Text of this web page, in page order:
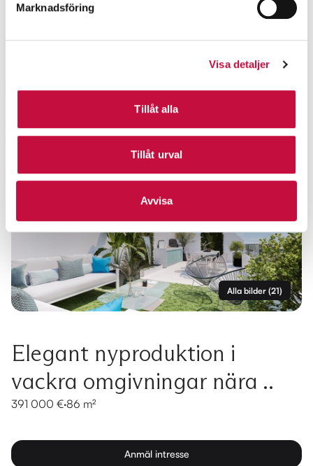
Marknadsföring
Visa detaljer
Tillåt alla
Tillåt urval
Avvisa
Alla bilder (21)
Elegant nyproduktion i
vackra omgivningar nära ..
391 000 €·86 m²
Anmäl intresse